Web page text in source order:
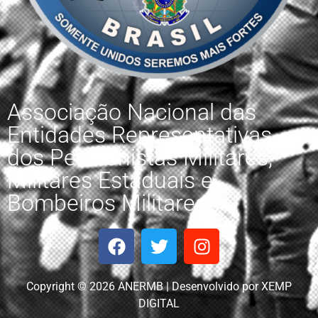
Associação Nacional das
Entidades Representativas
dos Pensionistas Militares,
Militares Estaduais e
Bombeiros Militares.
Copyright © 2026 ANERMB | Desenvolvido por XEMP
DIGITAL